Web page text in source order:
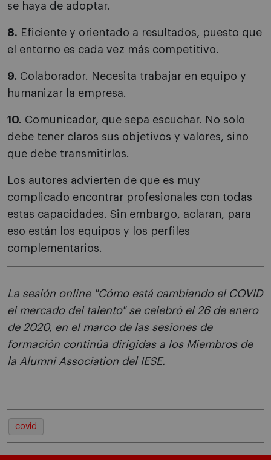
se haya de adoptar.
8. Eficiente y orientado a resultados, puesto que
el entorno es cada vez más competitivo.
9. Colaborador. Necesita trabajar en equipo y
humanizar la empresa.
10. Comunicador, que sepa escuchar. No solo
debe tener claros sus objetivos y valores, sino
que debe transmitirlos.
Los autores advierten de que es muy
complicado encontrar profesionales con todas
estas capacidades. Sin embargo, aclaran, para
eso están los equipos y los perfiles
complementarios.
La sesión online "Cómo está cambiando el COVID
el mercado del talento" se celebró el 26 de enero
de 2020, en el marco de las sesiones de
formación continúa dirigidas a los Miembros de
la Alumni Association del IESE.
covid